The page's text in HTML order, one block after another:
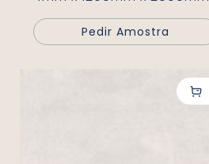
Pedir Amostra